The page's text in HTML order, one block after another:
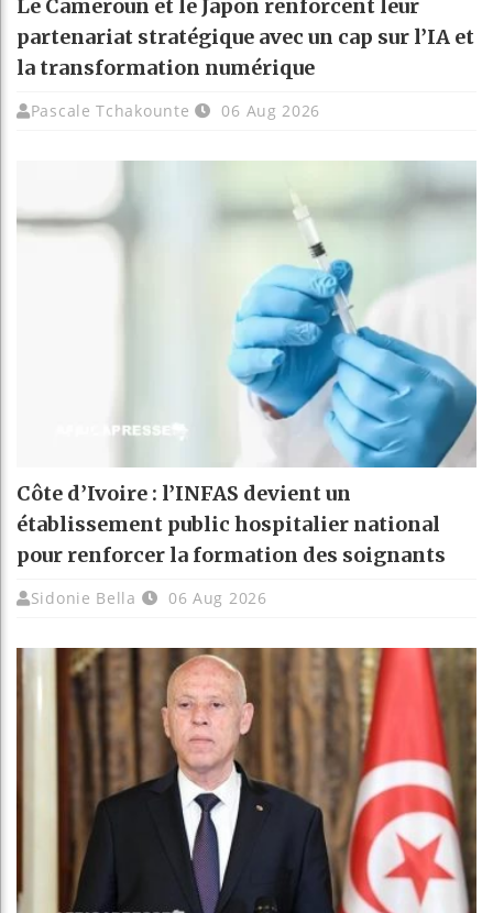
Le Cameroun et le Japon renforcent leur
partenariat stratégique avec un cap sur l’IA et
la transformation numérique
Pascale Tchakounte 06 Aug 2026
Côte d’Ivoire : l’INFAS devient un
établissement public hospitalier national
pour renforcer la formation des soignants
Sidonie Bella 06 Aug 2026